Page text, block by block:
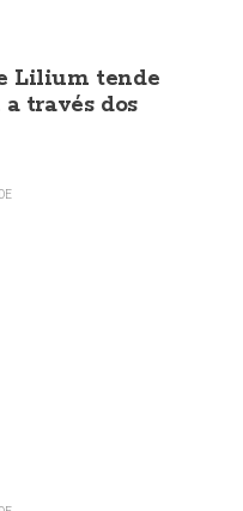
Lilium tende
través dos